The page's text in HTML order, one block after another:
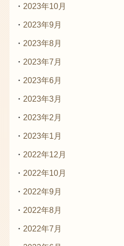
2023年10月
2023年9月
2023年8月
2023年7月
2023年6月
2023年3月
2023年2月
2023年1月
2022年12月
2022年10月
2022年9月
2022年8月
2022年7月